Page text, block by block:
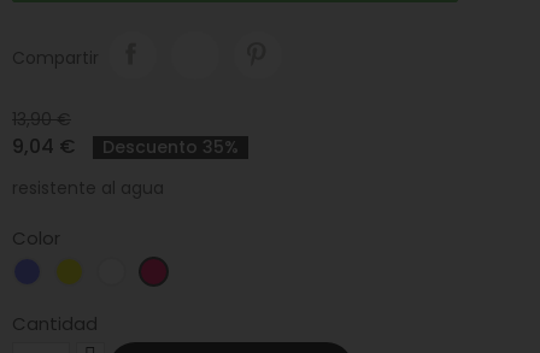
Compartir
13,90 €
9,04 €
Descuento 35%
resistente al agua
Color
Azul
celeste
AmarilloBlancoBurdeos
Cantidad